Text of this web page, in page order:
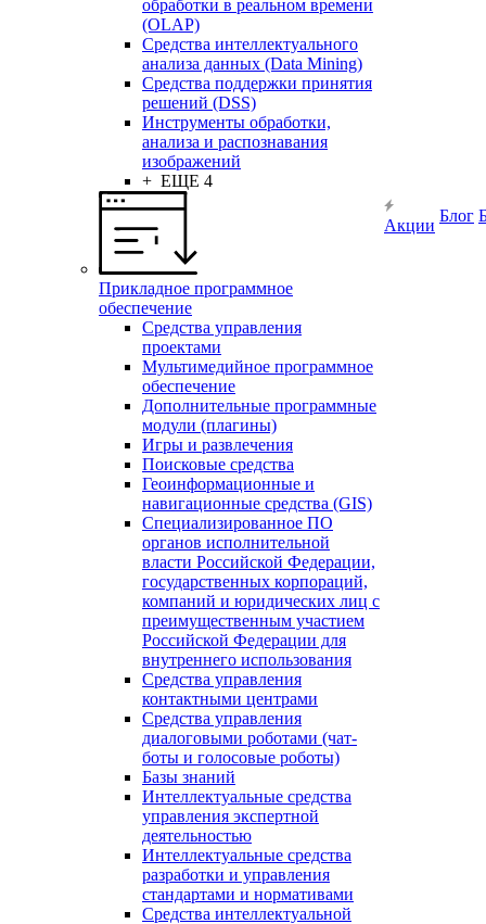
обработки в реальном времени
(OLAP)
Средства интеллектуального
анализа данных (Data Mining)
Средства поддержки принятия
решений (DSS)
Инструменты обработки,
анализа и распознавания
изображений
+ ЕЩЕ 4
Прикладное программное
обеспечение
Средства управления
проектами
Мультимедийное программное
обеспечение
Дополнительные программные
модули (плагины)
Игры и развлечения
Поисковые средства
Геоинформационные и
навигационные средства (GIS)
Специализированное ПО
органов исполнительной
власти Российской Федерации,
государственных корпораций,
компаний и юридических лиц с
преимущественным участием
Российской Федерации для
внутреннего использования
Средства управления
контактными центрами
Средства управления
диалоговыми роботами (чат-
боты и голосовые роботы)
Базы знаний
Интеллектуальные средства
управления экспертной
деятельностью
Интеллектуальные средства
разработки и управления
стандартами и нормативами
Средства интеллектуальной
Акции
Блог